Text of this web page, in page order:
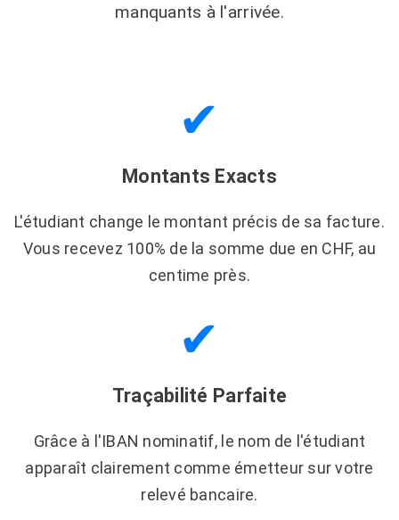
manquants à l'arrivée.
✔
Montants Exacts
L'étudiant change le montant précis de sa facture.
Vous recevez 100% de la somme due en CHF, au
centime près.
✔
Traçabilité Parfaite
Grâce à l'IBAN nominatif, le nom de l'étudiant
apparaît clairement comme émetteur sur votre
relevé bancaire.